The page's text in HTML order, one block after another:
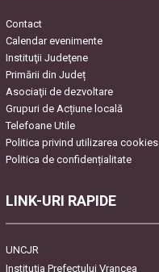
Contact
Calendar evenimente
Instituţii Judeţene
Primării din Județ
Asociaţii de dezvoltare
Grupuri de Acțiune locală
Telefoane Utile
Politica privind utilizarea cookies
Politica de confidențialitate
LINK-URI RAPIDE
UNCJR
Instituția Prefectului Vrancea